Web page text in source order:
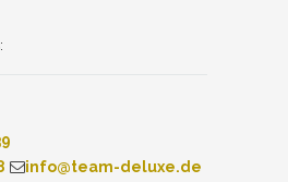
info@team-deluxe.de